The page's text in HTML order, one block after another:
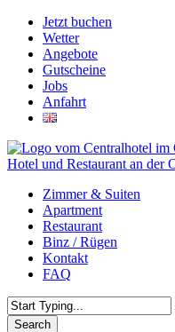
Skip
main
content
Jetzt buchen
Wetter
Angebote
Gutscheine
Jobs
Anfahrt
Menu
Zimmer & Suiten
Apartment
Restaurant
Binz / Rügen
Kontakt
FAQ
Search